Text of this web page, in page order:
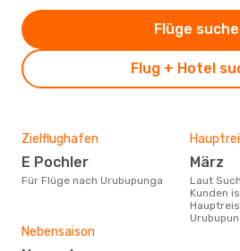
Flug + Hotel
Flüge
Zielflughafen
E Pochler
Für Flüge nach Urubupunga
März
Laut Suchanfragen unserer
Kunden
Nebensaison